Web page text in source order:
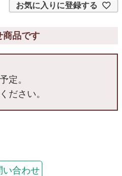
お気に入りに登録する
商品です
定。
ださい。
い合わせ